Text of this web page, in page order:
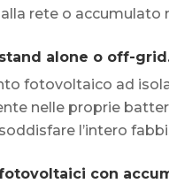
rete o accumulato
alone o off-
fotovoltaico ad
nelle proprie
l’intero
con